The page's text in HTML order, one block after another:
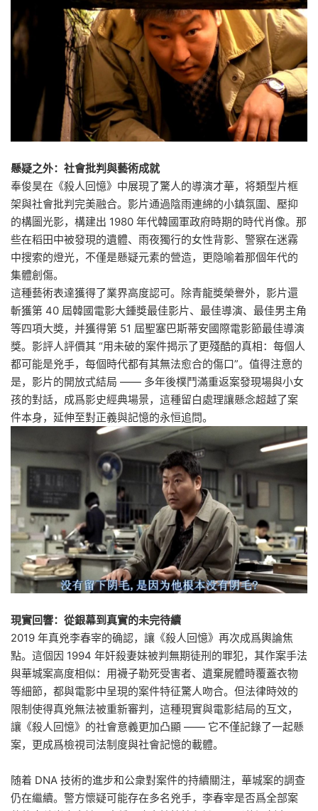
懸疑之外：社會批判與藝術成就
奉俊昊在《殺人回憶》中展現了驚人的導演才華，将類型片框
架與社會批判完美融合。影片通過陰雨連綿的小鎮氛圍、壓抑
的構圖光影，構建出 1980 年代韓國軍政府時期的時代肖像。那
些在稻田中被發現的遺體、雨夜獨行的女性背影、警察在迷霧
中搜索的燈光，不僅是懸疑元素的營造，更隐喻着那個年代的
集體創傷。
這種藝術表達獲得了業界高度認可。除青龍獎榮譽外，影片還
斬獲第 40 屆韓國電影大鍾獎最佳影片、最佳導演、最佳男主角
等四項大獎，并獲得第 51 屆聖塞巴斯蒂安國際電影節最佳導演
獎。影評人評價其 “用未破的案件揭示了更殘酷的真相：每個人
都可能是兇手，每個時代都有其無法愈合的傷口”。值得注意的
是，影片的開放式結局 —— 多年後樸鬥滿重返案發現場與小女
孩的對話，成爲影史經典場景，這種留白處理讓懸念超越了案
件本身，延伸至對正義與記憶的永恒追問。
現實回響：從銀幕到真實的未完待續
2019 年真兇李春宰的确認，讓《殺人回憶》再次成爲輿論焦
點。這個因 1994 年奸殺妻妹被判無期徒刑的罪犯，其作案手法
與華城案高度相似：用襪子勒死受害者、遺棄屍體時覆蓋衣物
等細節，都與電影中呈現的案件特征驚人吻合。但法律時效的
限制使得真兇無法被重新審判，這種現實與電影結局的互文，
讓《殺人回憶》的社會意義更加凸顯 —— 它不僅記錄了一起懸
案，更成爲檢視司法制度與社會記憶的載體。
随着 DNA 技術的進步和公衆對案件的持續關注，華城案的調查
仍在繼續。警方懷疑可能存在多名兇手，李春宰是否爲全部案